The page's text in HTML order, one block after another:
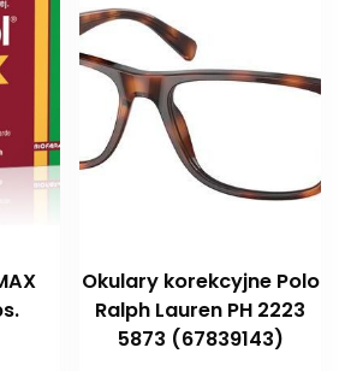
Okulary korekcyjne Polo
Ralph Lauren PH 2223
5873 (67839143)